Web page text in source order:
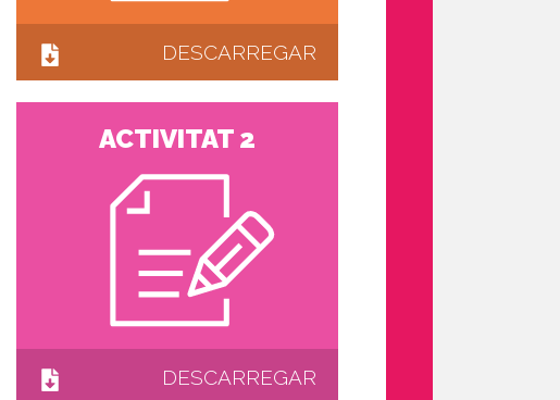
DESCARREGAR
ACTIVITAT 2
DESCARREGAR